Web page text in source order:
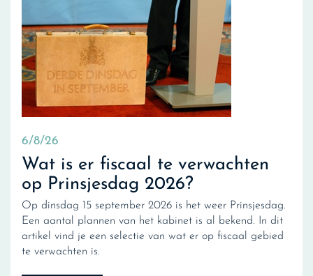
6/8/26
Wat is er fiscaal te verwachten
op Prinsjesdag 2026?
Op dinsdag 15 september 2026 is het weer Prinsjesdag.
Een aantal plannen van het kabinet is al bekend. In dit
artikel vind je een selectie van wat er op fiscaal gebied
te verwachten is.